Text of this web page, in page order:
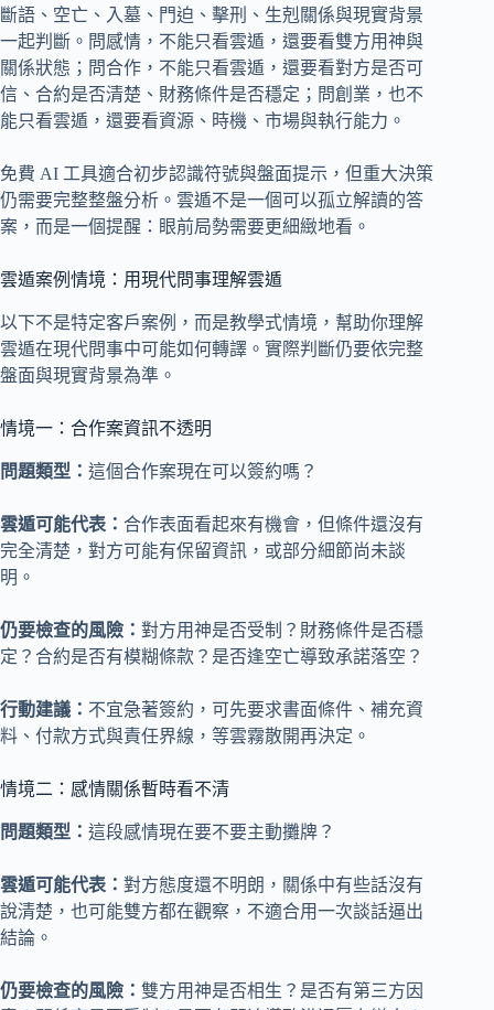
斷語、空亡、入墓、門迫、擊刑、生剋關係與現實背景
一起判斷。問感情，不能只看雲遁，還要看雙方用神與
關係狀態；問合作，不能只看雲遁，還要看對方是否可
信、合約是否清楚、財務條件是否穩定；問創業，也不
能只看雲遁，還要看資源、時機、市場與執行能力。
免費 AI 工具適合初步認識符號與盤面提示，但重大決策
仍需要完整整盤分析。雲遁不是一個可以孤立解讀的答
案，而是一個提醒：眼前局勢需要更細緻地看。
雲遁案例情境：用現代問事理解雲遁
以下不是特定客戶案例，而是教學式情境，幫助你理解
雲遁在現代問事中可能如何轉譯。實際判斷仍要依完整
盤面與現實背景為準。
情境一：合作案資訊不透明
問題類型： 這個合作案現在可以簽約嗎？
雲遁可能代表： 合作表面看起來有機會，但條件還沒有
完全清楚，對方可能有保留資訊，或部分細節尚未談
明。
仍要檢查的風險： 對方用神是否受制？財務條件是否穩
定？合約是否有模糊條款？是否逢空亡導致承諾落空？
行動建議： 不宜急著簽約，可先要求書面條件、補充資
料、付款方式與責任界線，等雲霧散開再決定。
情境二：感情關係暫時看不清
問題類型： 這段感情現在要不要主動攤牌？
雲遁可能代表： 對方態度還不明朗，關係中有些話沒有
說清楚，也可能雙方都在觀察，不適合用一次談話逼出
結論。
仍要檢查的風險： 雙方用神是否相生？是否有第三方因